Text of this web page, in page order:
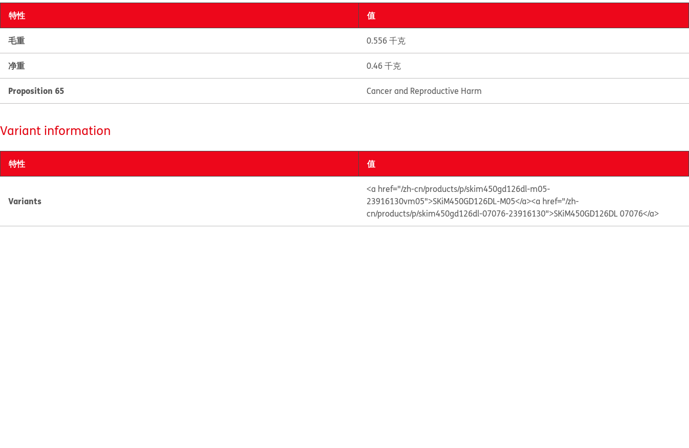
特性 值
毛重 0.556 千克
净重 0.46 千克
Proposition 65 Cancer and Reproductive Harm
Variant information
特性 值
Variants
<a href="/zh-cn/products/p/skim450gd126dl-m05-
23916130vm05">SKiM450GD126DL-M05</a><a href="/zh-
cn/products/p/skim450gd126dl-07076-23916130">SKiM450GD126DL 07076</a>